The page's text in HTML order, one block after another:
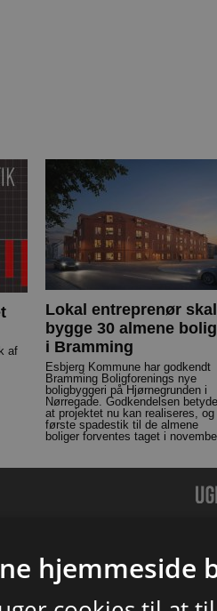
af
Lokal entreprenør skal
bygge 30 almene
i Bramming
Esbjerg Kommune har godkendt
Bramming Boligforenings nye
boligbyggeri på Hjørnegrunden i
Nørregade. Godkendelsen
at projektet nu kan realiseres, og
første spadestik til de almene
boliger forventes taget i
hjemmeside